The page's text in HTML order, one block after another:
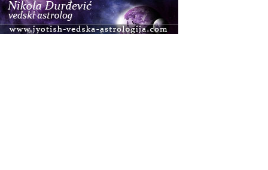
Osnovni ThetaHealing® tečaj, Zagreb i Online
Pula